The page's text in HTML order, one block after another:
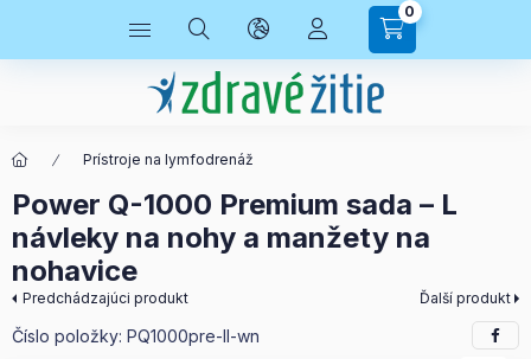
0
Prístroje na lymfodrenáž
Power Q-1000 Premium sada – L
návleky na nohy a manžety na
nohavice
Predchádzajúci produkt Ďalší produkt
Číslo položky: PQ1000pre-ll-wn